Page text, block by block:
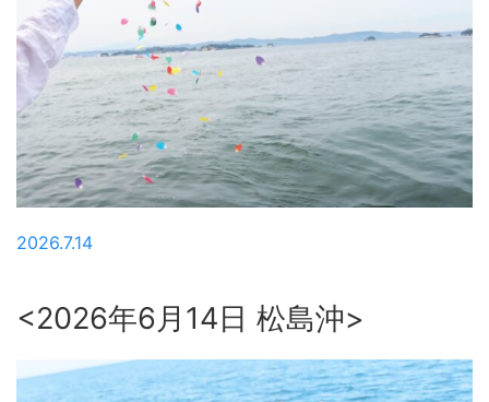
2026.7.14
<2026年6月14日 松島沖>